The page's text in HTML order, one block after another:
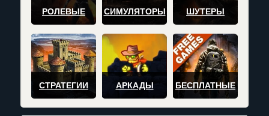
РОЛЕВЫЕ СИМУЛЯТОРЫ ШУТЕРЫ
СТРАТЕГИИ АРКАДЫ БЕСПЛАТНЫЕ